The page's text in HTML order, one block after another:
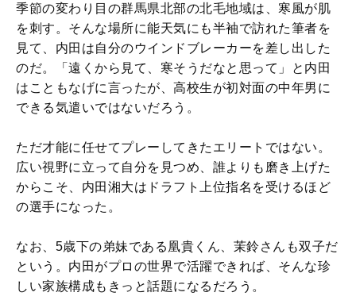
季節の変わり目の群馬県北部の北毛地域は、寒風が肌
を刺す。そんな場所に能天気にも半袖で訪れた筆者を
見て、内田は自分のウインドブレーカーを差し出した
のだ。「遠くから見て、寒そうだなと思って」と内田
はこともなげに言ったが、高校生が初対面の中年男に
できる気遣いではないだろう。
ただ才能に任せてプレーしてきたエリートではない。
広い視野に立って自分を見つめ、誰よりも磨き上げた
からこそ、内田湘大はドラフト上位指名を受けるほど
の選手になった。
なお、5歳下の弟妹である凰貴くん、茉鈴さんも双子だ
という。内田がプロの世界で活躍できれば、そんな珍
しい家族構成もきっと話題になるだろう。